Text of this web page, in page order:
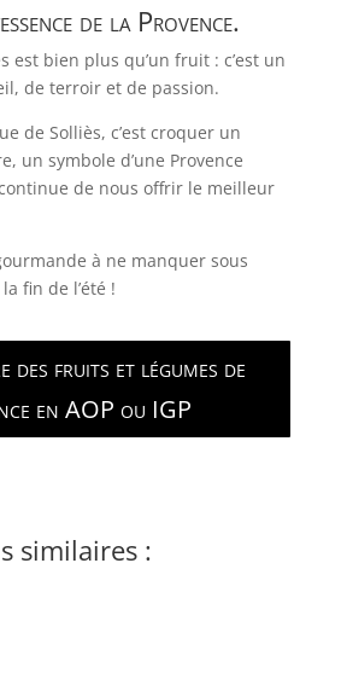
de la Provence.
est bien plus qu’un fruit : c’est un
de terroir et de passion.
de Solliès, c’est croquer un
un symbole d’une Provence
de nous offrir le meilleur
à ne manquer sous
fin de l’été !
des fruits et légumes de
en AOP ou IGP
similaires :